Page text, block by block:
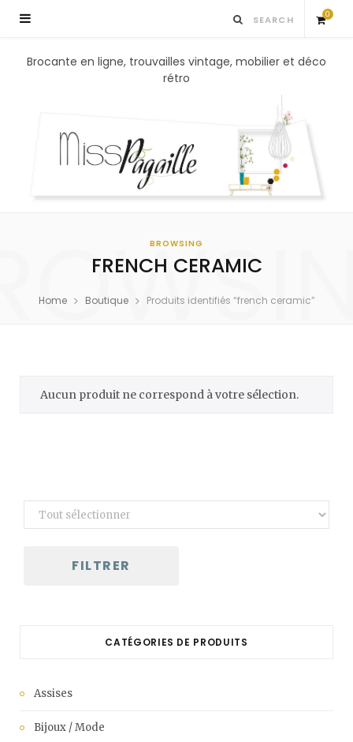
0
S
p
Brocante en ligne, trouvailles vintage, mobilier et déco
rétro
BROWSING
FRENCH CERAMIC
Home Boutique Produits identifiés “french ceramic”
Aucun produit ne correspond à votre sélection.
FILTRER
CATÉGORIES DE PRODUITS
Assises
Bijoux / Mode